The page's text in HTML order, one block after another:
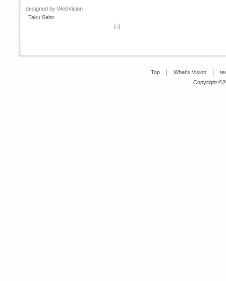
designed by WebVision
Taku Saito
Top ｜ What's Vision ｜
Copyright